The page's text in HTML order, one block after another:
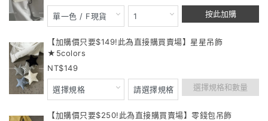
按此加購
【加購價只要$149!此為直接購買賣場】星星吊飾
★5colors
149
選擇規格和數量
【加購價只要$250!此為直接購買賣場】零錢包吊飾